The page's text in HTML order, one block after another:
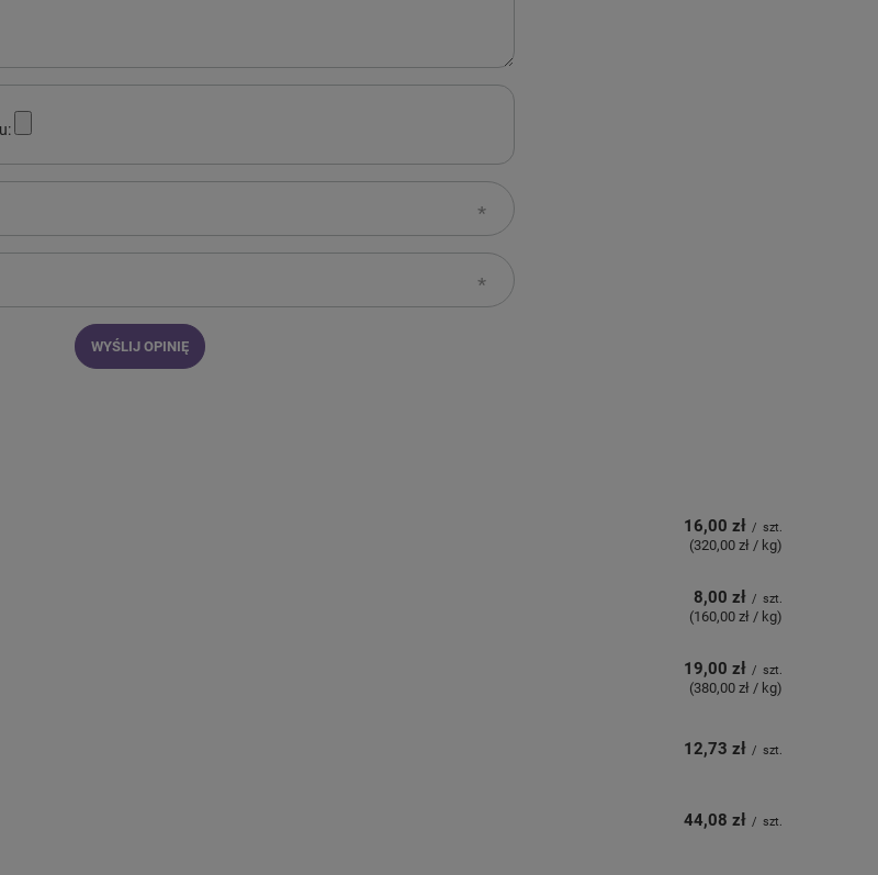
WYŚLIJ OPINIĘ
16,00 zł / szt.
(320,00 zł / kg)
8,00 zł / szt.
(160,00 zł / kg)
19,00 zł / szt.
(380,00 zł / kg)
12,73 zł / szt.
44,08 zł / szt.